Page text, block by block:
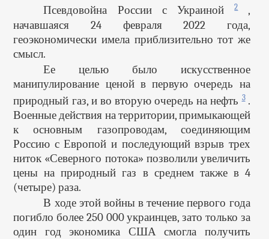
Псевдовойна России с Украиной2
,
начавшаяся 24 февраля 2022 года,
геоэкономически имела приблизительно тот же
смысл.
Ее целью было искусственное
манипулирование ценой в первую очередь на
природный газ, и во вторую очередь на нефть3 .
Военные действия на территории, примыкающей
к основным газопроводам, соединяющим
Россию с Европой и последующий взрыв трех
ниток «Северного потока» позволили увеличить
цены на природный газ в среднем также в 4
(четыре) раза.
В ходе этой войны в течение первого года
погибло более 250 000 украинцев, зато только за
один год экономика США смогла получить